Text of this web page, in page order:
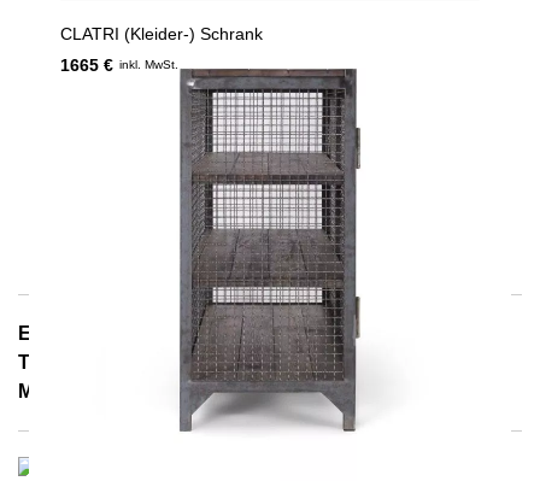
CLATRI (Kleider-) Schrank
1665 € inkl. MwSt.
E-Mail: info@notoria.de
Telefon: +49 (0) 30 / 3450 5420
Mo. - Fr. 8.00 - 15.30 Uhr